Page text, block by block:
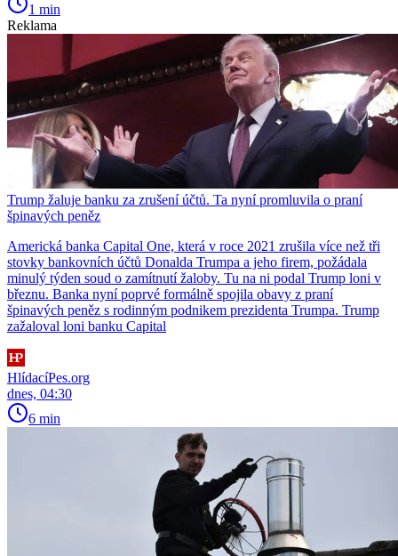
1 min
Reklama
Trump žaluje banku za zrušení účtů. Ta nyní promluvila o praní
špinavých peněz
Americká banka Capital One, která v roce 2021 zrušila více než tři
stovky bankovních účtů Donalda Trumpa a jeho firem, požádala
minulý týden soud o zamítnutí žaloby. Tu na ni podal Trump loni v
březnu. Banka nyní poprvé formálně spojila obavy z praní
špinavých peněz s rodinným podnikem prezidenta Trumpa. Trump
zažaloval loni banku Capital
HlídacíPes.org
dnes, 04:30
6 min